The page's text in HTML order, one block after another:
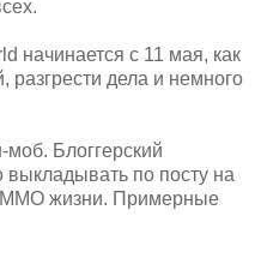
начинается с 11 мая, как
разгрести дела и немного
Блоггерский
по посту на
ММО жизни. Примерные